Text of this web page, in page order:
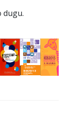
dugu.